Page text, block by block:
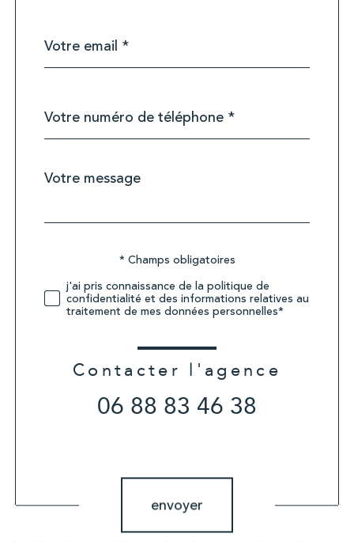
*
*
Fieldset
défaut
Message
*
Validation* Champs obligatoires
j'ai pris connaissance de la politique de
confidentialité et des informations relatives au
traitement de mes données personnelles*
Contacter l'agence
06 88 83 46 38
envoyer